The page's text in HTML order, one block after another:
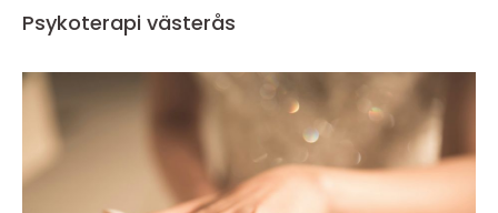
Psykoterapi västerås